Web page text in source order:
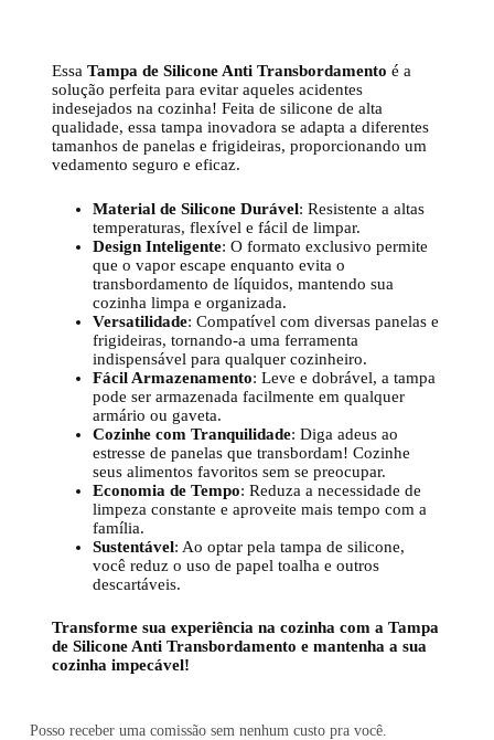
Essa Tampa de Silicone Anti Transbordamento é a
solução perfeita para evitar aqueles acidentes
indesejados na cozinha! Feita de silicone de alta
qualidade, essa tampa inovadora se adapta a diferentes
tamanhos de panelas e frigideiras, proporcionando um
vedamento seguro e eficaz.
Material de Silicone Durável: Resistente a altas
temperaturas, flexível e fácil de limpar.
Design Inteligente: O formato exclusivo permite
que o vapor escape enquanto evita o
transbordamento de líquidos, mantendo sua
cozinha limpa e organizada.
Versatilidade: Compatível com diversas panelas e
frigideiras, tornando-a uma ferramenta
indispensável para qualquer cozinheiro.
Fácil Armazenamento: Leve e dobrável, a tampa
pode ser armazenada facilmente em qualquer
armário ou gaveta.
Cozinhe com Tranquilidade: Diga adeus ao
estresse de panelas que transbordam! Cozinhe
seus alimentos favoritos sem se preocupar.
Economia de Tempo: Reduza a necessidade de
limpeza constante e aproveite mais tempo com a
família.
Sustentável: Ao optar pela tampa de silicone,
você reduz o uso de papel toalha e outros
descartáveis.
Transforme sua experiência na cozinha com a Tampa
de Silicone Anti Transbordamento e mantenha a sua
cozinha impecável!
Posso receber uma comissão sem nenhum custo pra você.